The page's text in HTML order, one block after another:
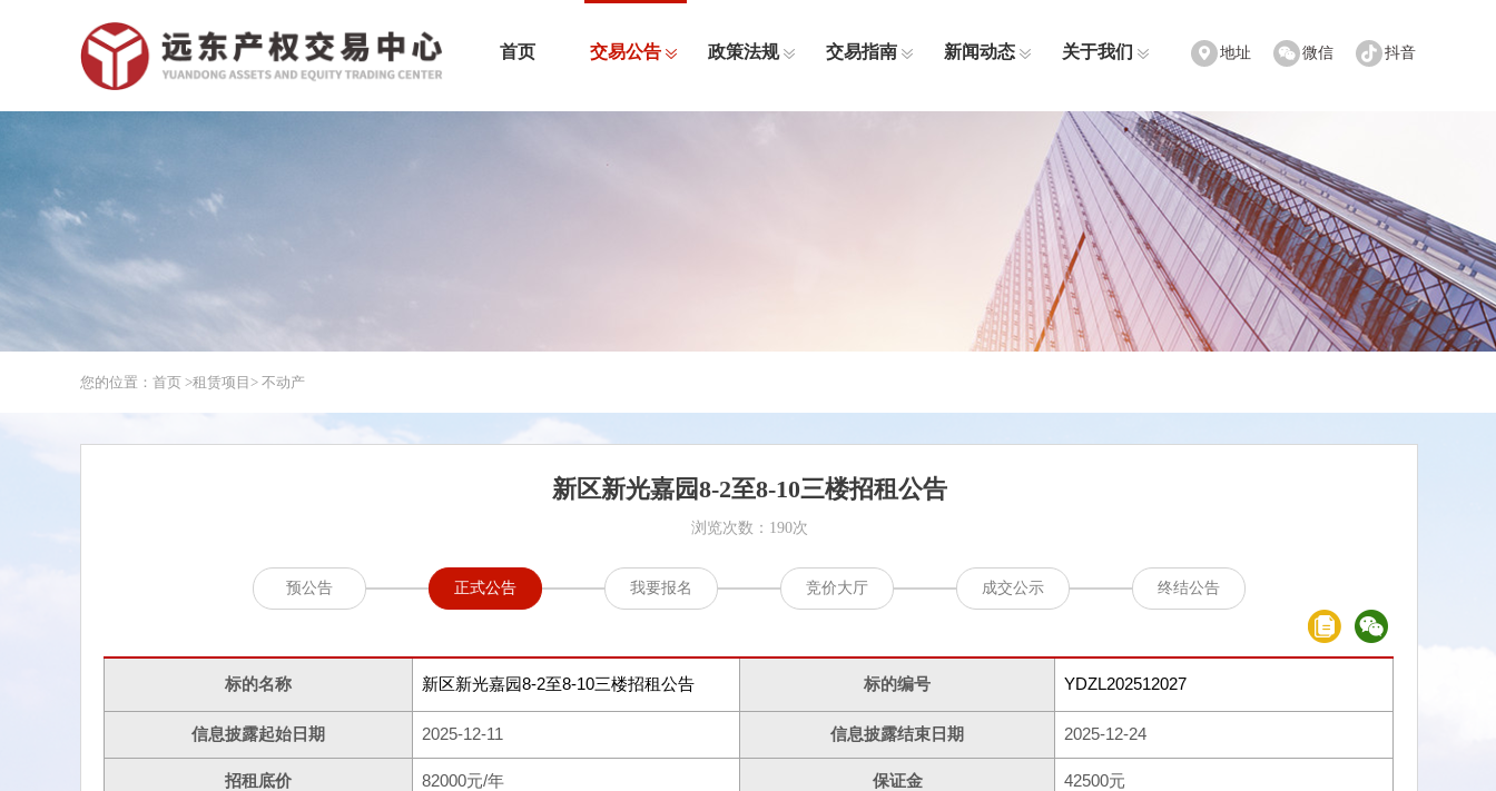
抖音
微信
地址
首页 交易公告 政策法规 交易指南 新闻动态 关于我们
您的位置：首页 >租赁项目 > 不动产
新区新光嘉园8-2至8-10三楼招租公告
浏览次数：190次
预公告 正式公告 我要报名 竞价大厅 成交公示 终结公告
标的名称 新区新光嘉园8-2至8-10三楼招租公告 标的编号 YDZL202512027
信息披露起始日期 2025-12-11 信息披露结束日期 2025-12-24
招租底价 82000元/年 保证金 42500元